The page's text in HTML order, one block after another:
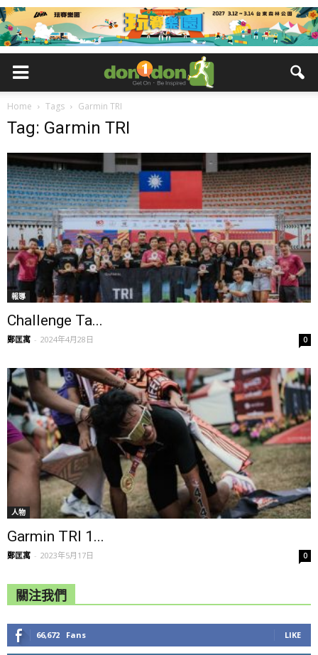
Home Tags Garmin TRI
Tag: Garmin TRI
報導
Challenge Ta...
鄭匡寓 - 2024年4月28日 0
人物
Garmin TRI 1...
鄭匡寓 - 2023年5月17日 0
關注我們
66,672 Fans LIKE